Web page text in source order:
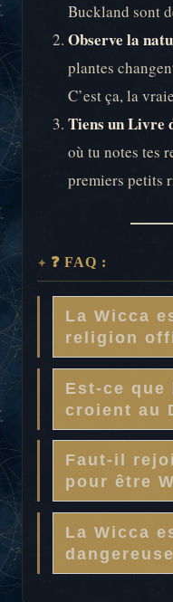
Buckland sont
Observe la
plantes
C’est ça, la
Tiens un Livre
où tu notes tes
premiers petits
❓ FAQ :
La Wicca
religion
Est-ce que
croient au
Faut-il
pour être
La Wicca